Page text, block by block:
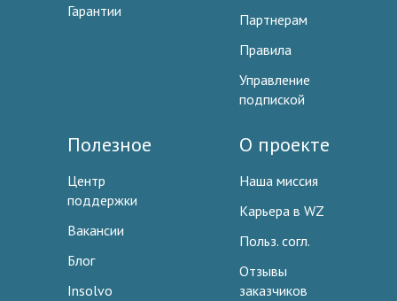
Гарантии
Партнерам
Правила
Управление
подпиской
Полезное
Центр
поддержки
Вакансии
Блог
Insolvo
О проекте
Наша миссия
Карьера в WZ
Польз. согл.
Отзывы
заказчиков